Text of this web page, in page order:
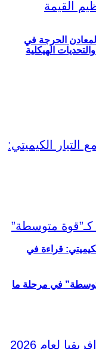
الحرجة في
قراءة في
الهيكلية
في مرحلة ما